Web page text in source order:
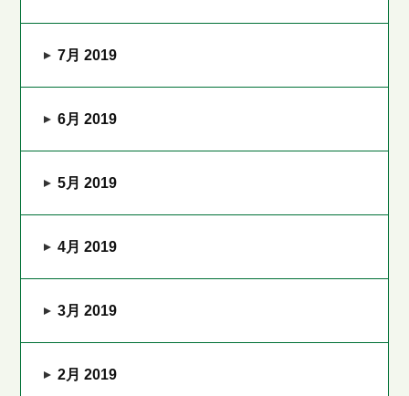
7月 2019
6月 2019
5月 2019
4月 2019
3月 2019
2月 2019